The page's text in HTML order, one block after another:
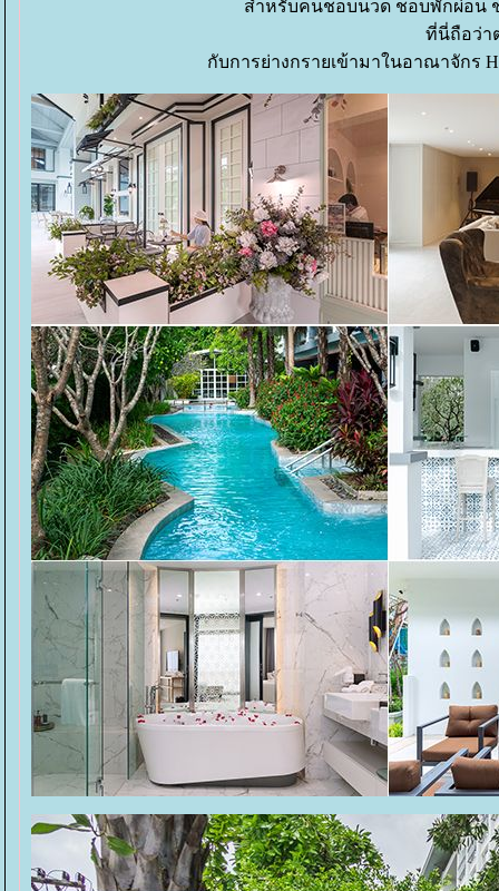
สำหรับคนชอบนวด ชอบพักผ่อน
ที่นี่ถือว่า
กับการย่างกรายเข้ามาในอาณาจักร